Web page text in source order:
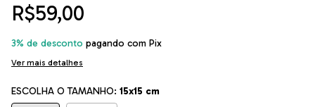
R$59,00
3% de desconto pagando com Pix
Ver mais detalhes
ESCOLHA O TAMANHO: 15x15 cm